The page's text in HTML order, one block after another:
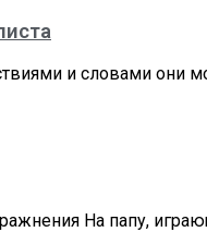
и словами они
На папу,